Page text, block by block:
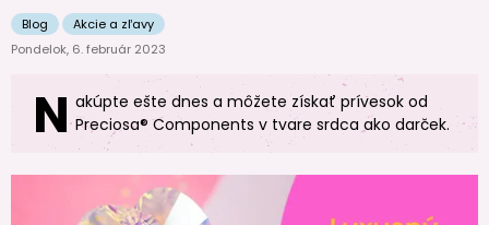
Blog
Akcie a zľavy
Pondelok, 6. február 2023
N akúpte ešte dnes a môžete získať prívesok od
Preciosa® Components v tvare srdca ako darček.